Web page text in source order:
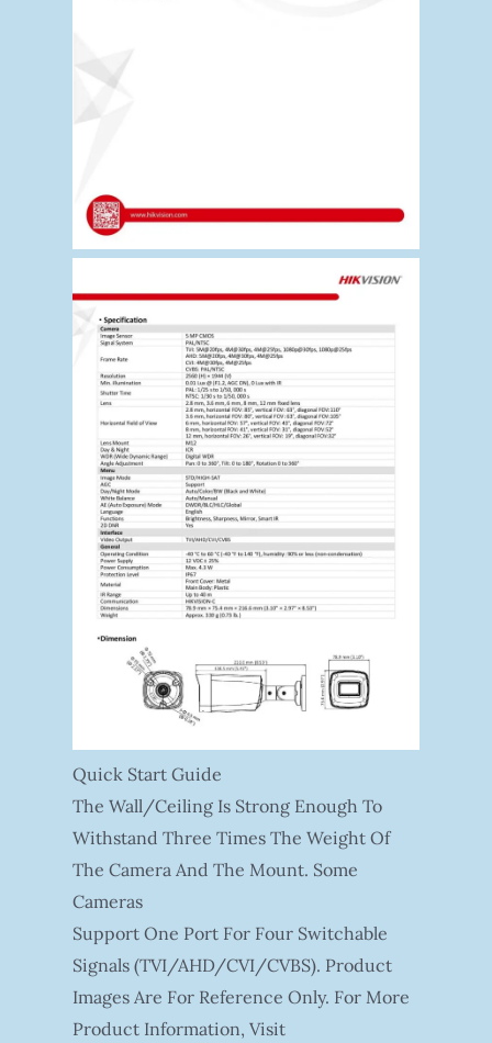
Quick Start Guide
The Wall/ceiling Is Strong Enough To
Withstand Three Times The Weight Of
The Camera And The Mount. Some
Cameras
Support One Port For Four Switchable
Signals (TVI/AHD/CVI/CVBS). Product
Images Are For Reference Only. For More
Product Information, Visit